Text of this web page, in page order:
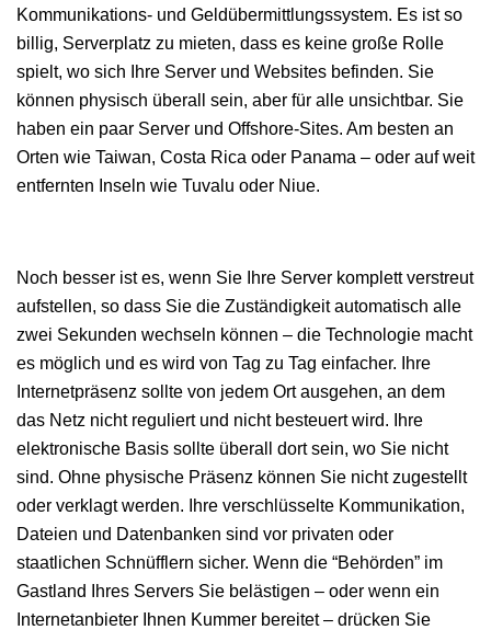
Kommunikations- und Geldübermittlungssystem. Es ist so
billig, Serverplatz zu mieten, dass es keine große Rolle
spielt, wo sich Ihre Server und Websites befinden. Sie
können physisch überall sein, aber für alle unsichtbar. Sie
haben ein paar Server und Offshore-Sites. Am besten an
Orten wie Taiwan, Costa Rica oder Panama – oder auf weit
entfernten Inseln wie Tuvalu oder Niue.
Noch besser ist es, wenn Sie Ihre Server komplett verstreut
aufstellen, so dass Sie die Zuständigkeit automatisch alle
zwei Sekunden wechseln können – die Technologie macht
es möglich und es wird von Tag zu Tag einfacher. Ihre
Internetpräsenz sollte von jedem Ort ausgehen, an dem
das Netz nicht reguliert und nicht besteuert wird. Ihre
elektronische Basis sollte überall dort sein, wo Sie nicht
sind. Ohne physische Präsenz können Sie nicht zugestellt
oder verklagt werden. Ihre verschlüsselte Kommunikation,
Dateien und Datenbanken sind vor privaten oder
staatlichen Schnüfflern sicher. Wenn die “Behörden” im
Gastland Ihres Servers Sie belästigen – oder wenn ein
Internetanbieter Ihnen Kummer bereitet – drücken Sie